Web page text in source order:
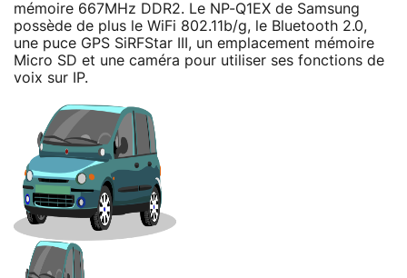
mémoire 667MHz DDR2. Le NP-Q1EX de Samsung
possède de plus le WiFi 802.11b/g, le Bluetooth 2.0,
une puce GPS SiRFStar III, un emplacement mémoire
Micro SD et une caméra pour utiliser ses fonctions de
voix sur IP.